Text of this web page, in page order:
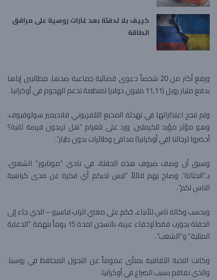
كييف بلا تدفئة بعد غارات روسية على مرافق
الطاقة
ورفع أكثر من 20 شخصاً دعوى قضائية جماعية ضدها، مطالبين إياها
بدفع مليار روبل (11,11 مليون دولار) لمنظمة تدعم الهجوم في أوكرانيا.
ولم تنجح اعتذاراتها في تهدئة المذيع التلفزيوني فلاديمير سولوفيوف،
وهو مؤثر مؤيد للكرملين. ورد على تلغرام “هل تريدون فرصة ثانية؟
أحضروا لرجالنا (في أوكرانيا) مدافئ وطائرات بدون طيار”.
وسبق أن وصف ضيوف هذه الحفلة، في نادي “موتابور” الشعبي،
بـ”الحثالة”. وصاح بهم قائلاً “ليس لديكم أي فكرة عن مدى كراهية
الناس لكم”.
وبحسب وكالة تاس للأنباء، حُكم على مغني الراب فاسيو – الذي جاء إلى
الحفلة بجورب فقط لإخفاء عريه، بالسجن لمدة 15 يوماً بتهمة “الدعاية
المثلية” و”الشغب”.
وكانت النخبة الثقافية بمنأى عموماً عن التحول المحافظ في روسيا،
والذي تفاقم بسبب الصراع في أوكرانيا.